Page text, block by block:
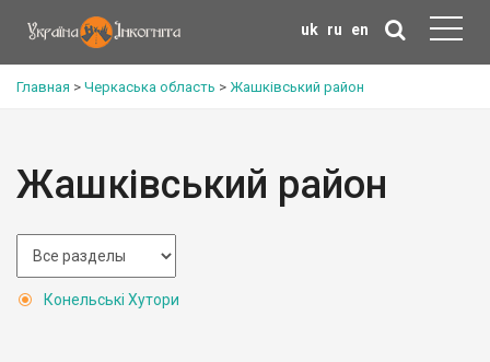
uk ru en
Главная > Черкаська область > Жашківський район
Жашківський район
Конельські Хутори